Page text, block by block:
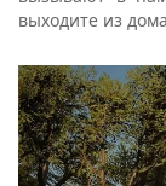
выходите из